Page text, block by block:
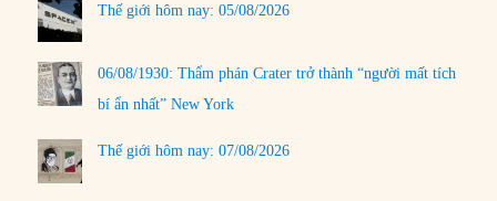
Thế giới hôm nay: 05/08/2026
06/08/1930: Thẩm phán Crater trở thành “người mất tích
bí ẩn nhất” New York
Thế giới hôm nay: 07/08/2026